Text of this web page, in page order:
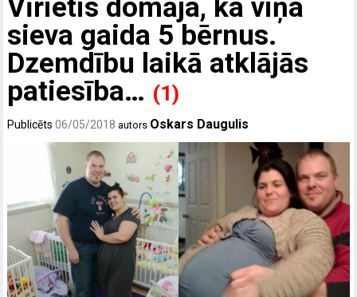
Vīrietis domāja, ka viņa
sieva gaida 5 bērnus.
Dzemdību laikā atklājās
patiesība… (1)
Publicēts06/05/2018 autors Oskars Daugulis